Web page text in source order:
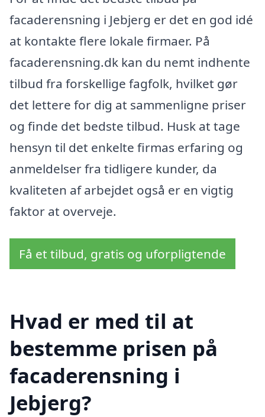
facaderensning i Jebjerg er det en god idé
at kontakte flere lokale firmaer. På
facaderensning.dk kan du nemt indhente
tilbud fra forskellige fagfolk, hvilket gør
det lettere for dig at sammenligne priser
og finde det bedste tilbud. Husk at tage
hensyn til det enkelte firmas erfaring og
anmeldelser fra tidligere kunder, da
kvaliteten af arbejdet også er en vigtig
faktor at overveje.
Få et tilbud, gratis og uforpligtende
Hvad er med til at
bestemme prisen på
facaderensning i
Jebjerg?